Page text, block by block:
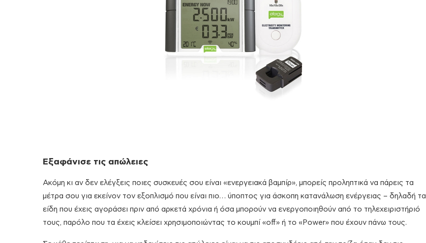
Εξαφάνισε τις απώλειες
Ακόμη κι αν δεν ελέγξεις ποιες συσκευές σου είναι «ενεργειακά βαμπίρ», μπορείς προληπτικά να πάρεις τα
μέτρα σου για εκείνον τον εξοπλισμό που είναι πιο… ύποπτος για άσκοπη κατανάλωση ενέργειας – δηλαδή τα
είδη που έχεις αγοράσει πριν από αρκετά χρόνια ή όσα μπορούν να ενεργοποιηθούν από το τηλεχειριστήριό
τους, παρόλο που τα έχεις κλείσει χρησιμοποιώντας το κουμπί «off» ή το «Power» που έχουν πάνω τους.